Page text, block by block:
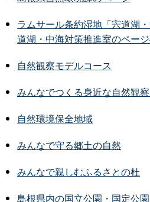
ラムサール条約湿地「宍道湖
道湖・中海対策推進室のペー
自然観察モデルコース
みんなでつくる身近な自然観
自然環境保全地域
みんなで守る郷土の自然
みんなで親しむふるさとの杜
島根県内の国立公園・国定公